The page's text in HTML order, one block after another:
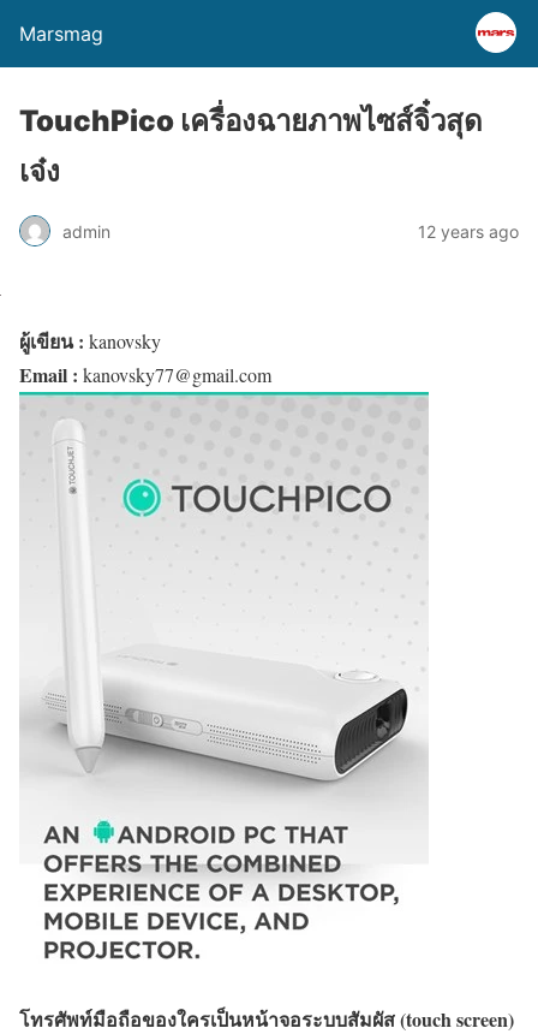
Marsmag
TouchPico เครื่องฉายภาพไซส์จิ๋วสุด
เจ๋ง
admin 12 years ago
ผู้เขียน : kanovsky
Email : kanovsky77@gmail.com
โทรศัพท์มือถือของใครเป็นหน้าจอระบบสัมผัส (touch screen)